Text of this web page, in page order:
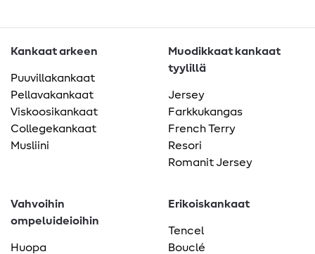
Kankaat arkeen
Puuvillakankaat
Pellavakankaat
Viskoosikankaat
Collegekankaat
Musliini
Muodikkaat kankaat
tyylillä
Jersey
Farkkukangas
French Terry
Resori
Romanit Jersey
Vahvoihin
ompeluideioihin
Huopa
Erikoiskankaat
Tencel
Bouclé